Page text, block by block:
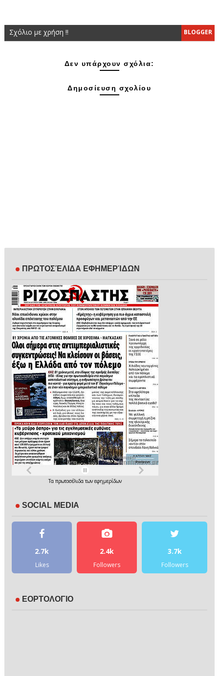
BLOGGER
Σχόλιο με χρήση !!
Δεν υπάρχουν σχόλια:
Δημοσίευση σχολίου
ΠΡΩΤΟΣΈΛΙΔΑ ΕΦΗΜΕΡΊΔΩΝ
Τα πρωτοσέλιδατων εφημερίδων
SOCIAL MEDIA
2.7k
Likes
2.4k
Followers
3.7k
Followers
ΕΟΡΤΟΛΟΓΙΟ